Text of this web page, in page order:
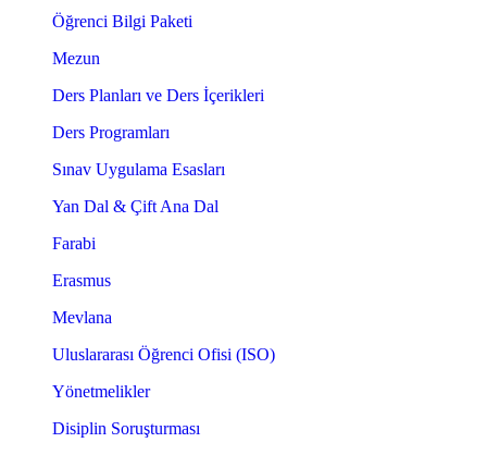
Öğrenci Bilgi Paketi
Mezun
Ders Planları ve Ders İçerikleri
Ders Programları
Sınav Uygulama Esasları
Yan Dal & Çift Ana Dal
Farabi
Erasmus
Mevlana
Uluslararası Öğrenci Ofisi (ISO)
Yönetmelikler
Disiplin Soruşturması